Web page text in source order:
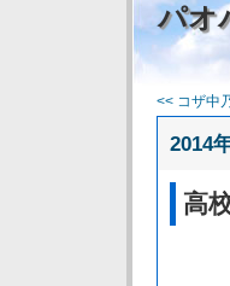
パオ
<< コザ中
2014
高